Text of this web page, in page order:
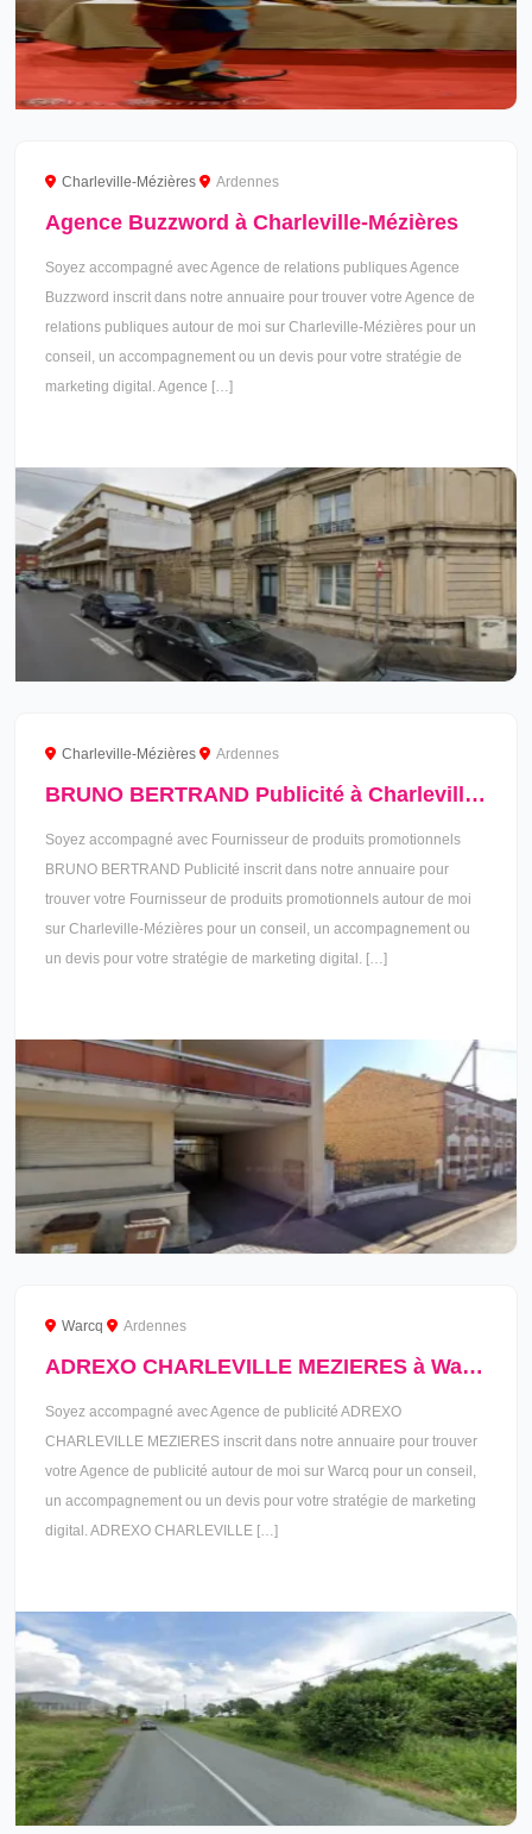
Charleville-Mézières Ardennes
Agence Buzzword à Charleville-Mézières
Soyez accompagné avec Agence de relations publiques Agence
Buzzword inscrit dans notre annuaire pour trouver votre Agence de
relations publiques autour de moi sur Charleville-Mézières pour un
conseil, un accompagnement ou un devis pour votre stratégie de
marketing digital. Agence […]
Charleville-Mézières Ardennes
BRUNO BERTRAND Publicité à Charleville-Mézières
Soyez accompagné avec Fournisseur de produits promotionnels
BRUNO BERTRAND Publicité inscrit dans notre annuaire pour
trouver votre Fournisseur de produits promotionnels autour de moi
sur Charleville-Mézières pour un conseil, un accompagnement ou
un devis pour votre stratégie de marketing digital. […]
Warcq Ardennes
ADREXO CHARLEVILLE MEZIERES à Warcq
Soyez accompagné avec Agence de publicité ADREXO
CHARLEVILLE MEZIERES inscrit dans notre annuaire pour trouver
votre Agence de publicité autour de moi sur Warcq pour un conseil,
un accompagnement ou un devis pour votre stratégie de marketing
digital. ADREXO CHARLEVILLE […]